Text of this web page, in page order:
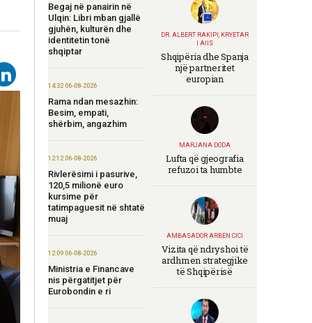
Begaj në panairin në
Ulqin: Libri mban gjallë
gjuhën, kulturën dhe
identitetin tonë
shqiptar
14:32 06-08-2026
Rama ndan mesazhin:
Besim, empati,
shërbim, angazhim
12:12 06-08-2026
Rivlerësimi i pasurive,
120,5 milionë euro
kursime për
tatimpaguesit në shtatë
muaj
12:09 06-08-2026
Ministria e Financave
nis përgatitjet për
Eurobondin e ri
DR. ALBERT RAKIPI, KRYETAR
I AIIS
Shqipëria dhe Spanja
një partneritet
europian
MARJANA DODA
Lufta që gjeografia
refuzoi ta humbte
AMBASADOR ARBEN CICI
Vizita që ndryshoi të
ardhmen strategjike
të Shqipërisë